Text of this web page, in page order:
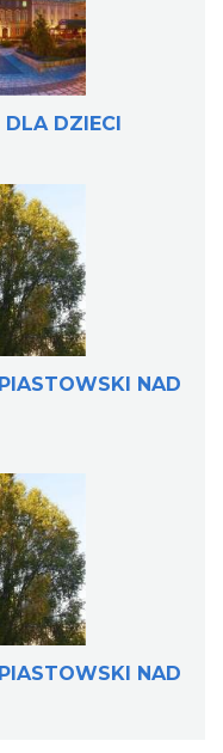
DLA DZIECI
NAD
NAD